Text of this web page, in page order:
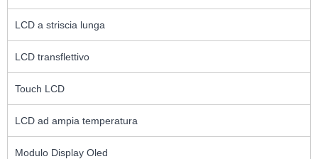
LCD a striscia lunga
LCD transflettivo
Touch LCD
LCD ad ampia temperatura
Modulo Display Oled